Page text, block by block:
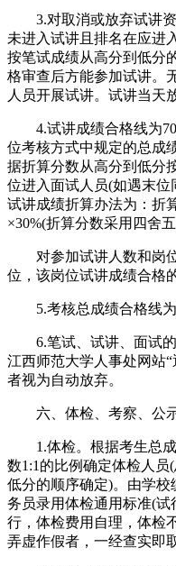
3.对取消或放弃试讲资
未进入试讲且排名在应进
按笔试成绩从高分到低分
格审查后方能参加试讲。
人员开展试讲。试讲当天
4.试讲成绩合格线为70
位考核方式中规定的总成
据折算分数从高分到低分
位进入面试人员(如遇末
试讲成绩折算办法为：折
×30%(折算分数采用四舍
对参加试讲人数和岗位
位，该岗位试讲成绩合格
5.考核总成绩合格线为
6.笔试、试讲、面试的
江西师范大学人事处网站
者视为自动放弃。
六、体检、考察、公
1.体检。根据考生总成
数1:1的比例确定体检人员
低分的顺序确定)。由学
务员录用体检通用标准(试
行，体检费用自理，体检
弄虚作假者，一经查实即